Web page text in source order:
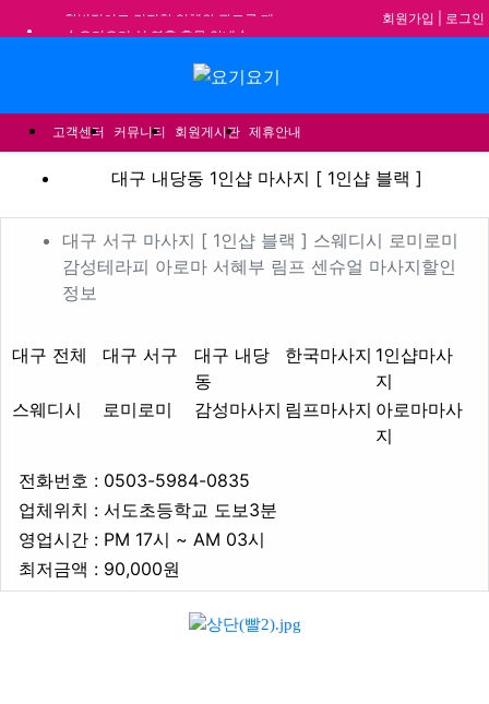
★요기요기 설 연휴 휴무 안내★
불건전한 게시글은 삭제 및 회원탈퇴 됩니다.
합법적이고 건전한 업체와 광고를 제휴합니다.
회원가입 로그인
고객센터 커뮤니티 회원게시판 제휴안내
대구 내당동 1인샵 마사지
대구 내당동 1인샵 마사지 [ 1인샵 블랙 ]
업체 정보
대구 서구 마사지 [ 1인샵
대구 서구 마사지 [ 1인샵 블랙 ] 스웨디시 로미로미
감성테라피 아로마 서혜부 림프 센슈얼 마사지할인
정보
대구 전체 대구 서구
대구 내당
동
지역1 한국마사지 1인샵마사
지
스웨디시
로미로미 감성마사지 림프마사지 아로마마사
지
테마
전화번호 : 0503-5984-0835
업체위치 : 서도초등학교 도보3분
영업시간 : PM 17시 ~ AM 03시
최저금액 : 90,000원